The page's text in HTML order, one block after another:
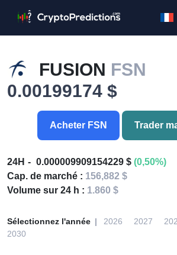
FUSION FSN
0.00199174 $
Acheter FSN Trader
24H 0.000009909154229 $ (0,50%)
Cap. de marché : 156,882 $
Volume sur 24 h : 1.860 $
Sélectionnez l'année 2026 2027
2030